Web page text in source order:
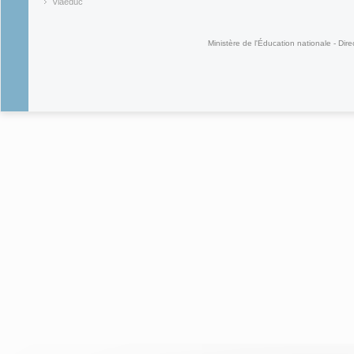
Ministère de l'Éducation nationale -